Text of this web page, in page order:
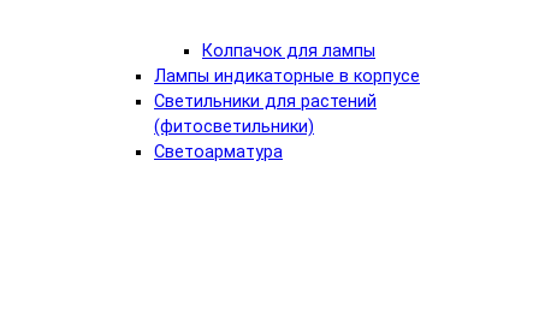
Колпачок для лампы
Лампы индикаторные в корпусе
Светильники для растений
(фитосветильники)
Светоарматура